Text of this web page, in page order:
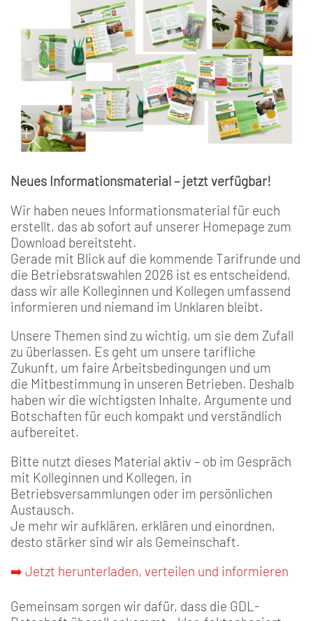
Neues Informationsmaterial – jetzt verfügbar!
Wir haben neues Informationsmaterial für euch
erstellt, das ab sofort auf unserer Homepage zum
Download bereitsteht.
Gerade mit Blick auf die kommende Tarifrunde und
die Betriebsratswahlen 2026 ist es entscheidend,
dass wir alle Kolleginnen und Kollegen umfassend
informieren und niemand im Unklaren bleibt.
Unsere Themen sind zu wichtig, um sie dem Zufall
zu überlassen. Es geht um unsere tarifliche
Zukunft, um faire Arbeitsbedingungen und um
die Mitbestimmung in unseren Betrieben. Deshalb
haben wir die wichtigsten Inhalte, Argumente und
Botschaften für euch kompakt und verständlich
aufbereitet.
Bitte nutzt dieses Material aktiv – ob im Gespräch
mit Kolleginnen und Kollegen, in
Betriebsversammlungen oder im persönlichen
Austausch.
Je mehr wir aufklären, erklären und einordnen,
desto stärker sind wir als Gemeinschaft.
➡️ Jetzt herunterladen, verteilen und informieren
Gemeinsam sorgen wir dafür, dass die GDL-